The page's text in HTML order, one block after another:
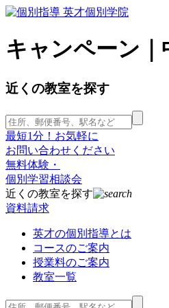
キャンペーン
近くの教室を探す
最短1分！お気軽に
お問い合わせください
無料体験・
個別学習相談会
近くの教室を探す
資料請求
英才の個別指導とは
コースのご案内
授業料のご案内
教室一覧